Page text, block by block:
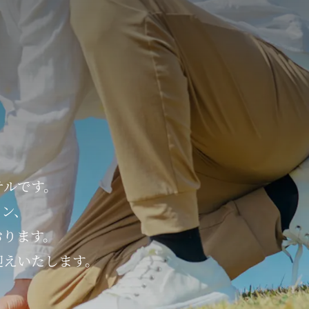
です。
、
ます。
いたします。